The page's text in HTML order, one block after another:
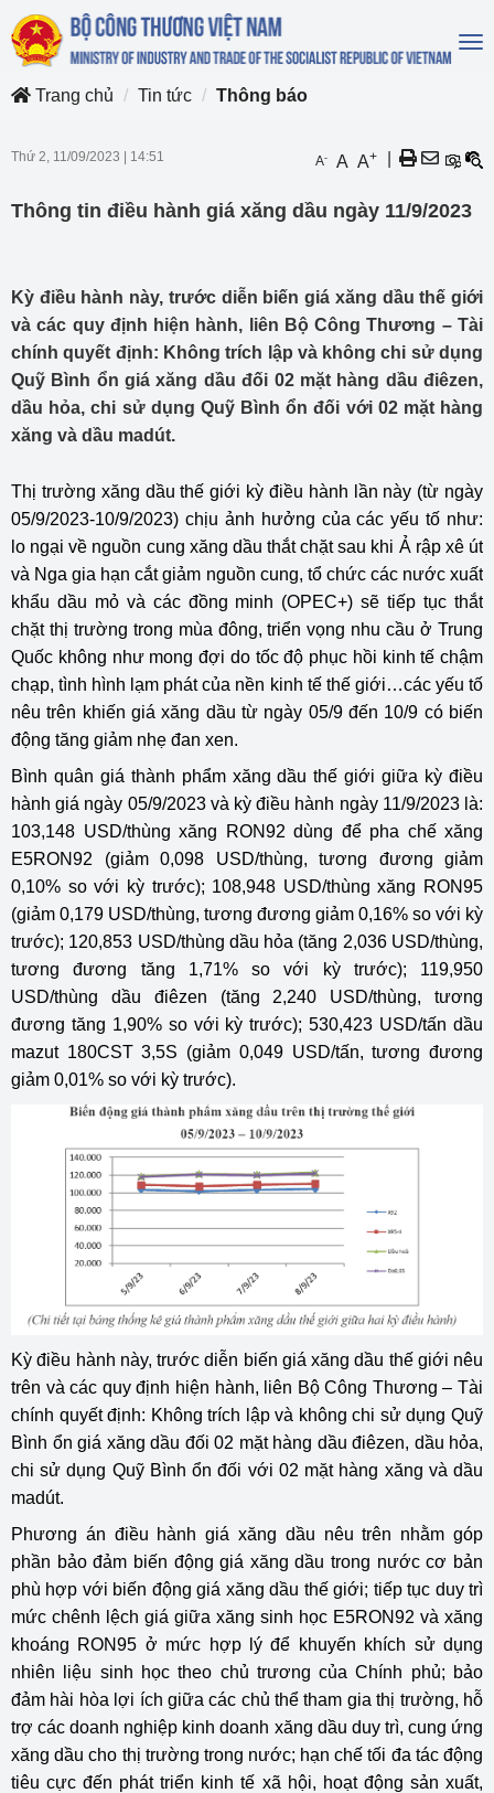
Trang chủ
Tin tức Thông báo
Thứ 2, 11/09/2023 14:51 A- A A+
Thông tin điều hành giá xăng dầu ngày 11/9/2023
Kỳ điều hành này, trước diễn biến giá xăng dầu thế giới
và các quy định hiện hành, liên Bộ Công Thương – Tài
chính quyết định: Không trích lập và không chi sử dụng
Quỹ Bình ổn giá xăng dầu đối 02 mặt hàng dầu điêzen,
dầu hỏa, chi sử dụng Quỹ Bình ổn đối với 02 mặt hàng
xăng và dầu madút.
Thị trường xăng dầu thế giới kỳ điều hành lần này (từ ngày
05/9/2023-10/9/2023) chịu ảnh hưởng của các yếu tố như:
lo ngại về nguồn cung xăng dầu thắt chặt sau khi Ả rập xê út
và Nga gia hạn cắt giảm nguồn cung, tổ chức các nước xuất
khẩu dầu mỏ và các đồng minh (OPEC+) sẽ tiếp tục thắt
chặt thị trường trong mùa đông, triển vọng nhu cầu ở Trung
Quốc không như mong đợi do tốc độ phục hồi kinh tế chậm
chạp, tình hình lạm phát của nền kinh tế thế giới…các yếu tố
nêu trên khiến giá xăng dầu từ ngày 05/9 đến 10/9 có biến
động tăng giảm nhẹ đan xen.
Bình quân giá thành phẩm xăng dầu thế giới giữa kỳ điều
hành giá ngày 05/9/2023 và kỳ điều hành ngày 11/9/2023 là:
103,148 USD/thùng xăng RON92 dùng để pha chế xăng
E5RON92 (giảm 0,098 USD/thùng, tương đương giảm
0,10% so với kỳ trước); 108,948 USD/thùng xăng RON95
(giảm 0,179 USD/thùng, tương đương giảm 0,16% so với kỳ
trước); 120,853 USD/thùng dầu hỏa (tăng 2,036 USD/thùng,
tương đương tăng 1,71% so với kỳ trước); 119,950
USD/thùng dầu điêzen (tăng 2,240 USD/thùng, tương
đương tăng 1,90% so với kỳ trước); 530,423 USD/tấn dầu
mazut 180CST 3,5S (giảm 0,049 USD/tấn, tương đương
giảm 0,01% so với kỳ trước).
Kỳ điều hành này, trước diễn biến giá xăng dầu thế giới nêu
trên và các quy định hiện hành, liên Bộ Công Thương – Tài
chính quyết định: Không trích lập và không chi sử dụng Quỹ
Bình ổn giá xăng dầu đối 02 mặt hàng dầu điêzen, dầu hỏa,
chi sử dụng Quỹ Bình ổn đối với 02 mặt hàng xăng và dầu
madút.
Phương án điều hành giá xăng dầu nêu trên nhằm góp
phần bảo đảm biến động giá xăng dầu trong nước cơ bản
phù hợp với biến động giá xăng dầu thế giới; tiếp tục duy trì
mức chênh lệch giá giữa xăng sinh học E5RON92 và xăng
khoáng RON95 ở mức hợp lý để khuyến khích sử dụng
nhiên liệu sinh học theo chủ trương của Chính phủ; bảo
đảm hài hòa lợi ích giữa các chủ thể tham gia thị trường, hỗ
trợ các doanh nghiệp kinh doanh xăng dầu duy trì, cung ứng
xăng dầu cho thị trường trong nước; hạn chế tối đa tác động
tiêu cực đến phát triển kinh tế xã hội, hoạt động sản xuất,